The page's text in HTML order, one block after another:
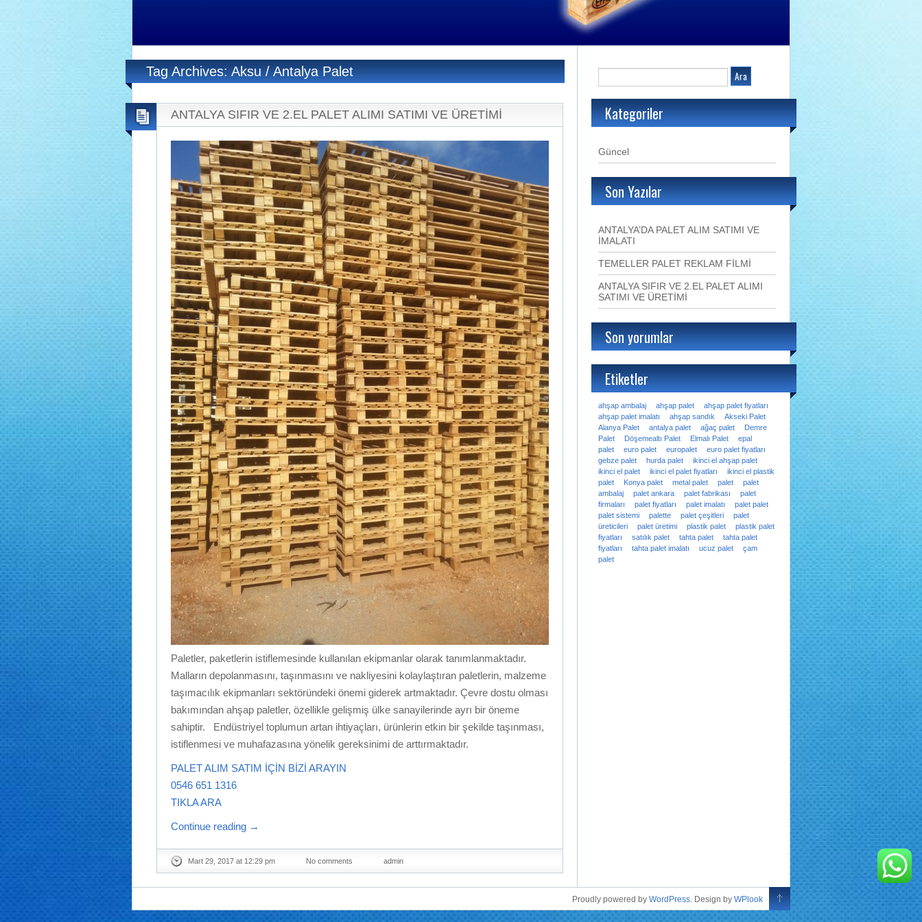
Tag Archives: Aksu / Antalya Palet
ANTALYA SIFIR VE 2.EL PALET ALIMI SATIMI VE ÜRETİMİ
Paletler, paketlerin istiflemesinde kullanılan ekipmanlar olarak tanımlanmaktadır.
Malların depolanmasını, taşınmasını ve nakliyesini kolaylaştıran paletlerin, malzeme
taşımacılık ekipmanları sektöründeki önemi giderek artmaktadır. Çevre dostu olması
bakımından ahşap paletler, özellikle gelişmiş ülke sanayilerinde ayrı bir öneme
sahiptir. Endüstriyel toplumun artan ihtiyaçları, ürünlerin etkin bir şekilde taşınması,
istiflenmesi ve muhafazasına yönelik gereksinimi de arttırmaktadır.
PALET ALIM SATIM İÇİN BİZİ ARAYIN
0546 651 1316
TIKLA ARA
Continue reading →
Mart 29, 2017 at 12:29 pm No comments admin
Kategoriler
Güncel
Son Yazılar
ANTALYA’DA PALET ALIM SATIMI VE
İMALATI
TEMELLER PALET REKLAM FİLMİ
ANTALYA SIFIR VE 2.EL PALET ALIMI
SATIMI VE ÜRETİMİ
Son yorumlar
Etiketler
ahşap ambalaj ahşap palet
ahşap palet fiyatları
ahşap palet imalatı
ahşap sandık
Akseki Palet
Alanya Palet
antalya palet ağaç palet
Demre
Palet
Döşemealtı Palet Elmalı Palet
epal
palet
euro palet europalet
euro palet fiyatları
gebze palet
hurda palet
ikinci el ahşap palet
ikinci el palet
ikinci el palet fiyatları
ikinci el plastik
palet
Konya palet metal palet palet
palet
ambalaj
palet ankara palet fabrikası
palet
firmaları
palet fiyatları palet imalatı
palet palet
palet sistemi
palette palet çeşitleri
palet
üreticileri
palet üretimi plastik palet
plastik palet
fiyatları
satılık palet tahta palet
tahta palet
fiyatları
tahta palet imalatı ucuz palet
çam
palet
Proudly powered by WordPress . Design by WPlook